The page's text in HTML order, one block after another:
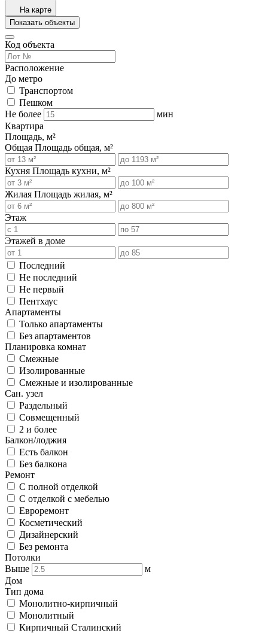
На карте
Показать объекты
Код объекта
Расположение
До метро
Транспортом
Пешком
Не более
мин
Квартира
Площадь, м²
Общая Площадь общая, м²
Кухня Площадь кухни, м²
Жилая Площадь жилая, м²
Этаж
Этажей в доме
Последний
Не последний
Не первый
Пентхаус
Апартаменты
Только апартаменты
Без апартаментов
Планировка комнат
Смежные
Изолированные
Смежные и изолированные
Сан. узел
Раздельный
Совмещенный
2 и более
Балкон/лоджия
Есть балкон
Без балкона
Ремонт
С полной отделкой
С отделкой с мебелью
Евроремонт
Косметический
Дизайнерский
Без ремонта
Потолки
Выше
м
Дом
Тип дома
Монолитно-кирпичный
Монолитный
Кирпичный Сталинский